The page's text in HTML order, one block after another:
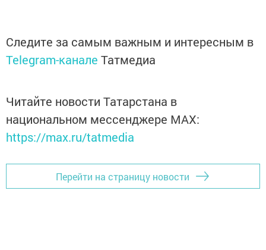
Следите за самым важным и интересным в
Telegram-канале Татмедиа
Читайте новости Татарстана в
национальном мессенджере MАХ:
https://max.ru/tatmedia
Перейти на страницу новости